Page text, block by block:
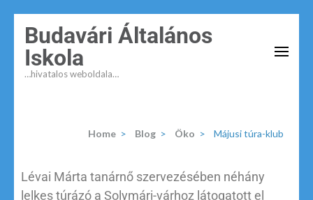
Budavári Általános
Iskola
…hivatalos weboldala…
Home > Blog > Öko > Májusi túra-klub
Lévai Márta tanárnő szervezésében néhány
lelkes túrázó a Solymári-várhoz látogatott el